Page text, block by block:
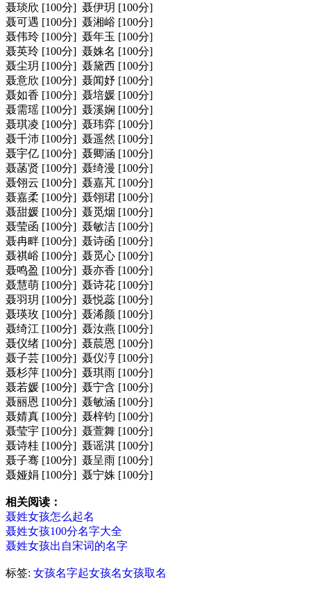
聂琰欣 [100分] 聂伊玥 [100分]
聂可遇 [100分] 聂湘峪 [100分]
聂伟玲 [100分] 聂年玉 [100分]
聂英玲 [100分] 聂姝名 [100分]
聂尘玥 [100分] 聂黛西 [100分]
聂意欣 [100分] 聂闻妤 [100分]
聂如香 [100分] 聂培媛 [100分]
聂需瑶 [100分] 聂溪娴 [100分]
聂琪凌 [100分] 聂玮弈 [100分]
聂千沛 [100分] 聂遥然 [100分]
聂宇亿 [100分] 聂卿涵 [100分]
聂菡贤 [100分] 聂绮漫 [100分]
聂翎云 [100分] 聂嘉芃 [100分]
聂嘉柔 [100分] 聂翎珺 [100分]
聂甜媛 [100分] 聂觅烟 [100分]
聂莹函 [100分] 聂敏洁 [100分]
聂冉畔 [100分] 聂诗函 [100分]
聂祺峪 [100分] 聂觅心 [100分]
聂鸣盈 [100分] 聂亦香 [100分]
聂慧萌 [100分] 聂诗花 [100分]
聂羽玥 [100分] 聂悦蕊 [100分]
聂瑛玫 [100分] 聂浠颜 [100分]
聂绮江 [100分] 聂汝燕 [100分]
聂仪绪 [100分] 聂莀恩 [100分]
聂子芸 [100分] 聂仪涥 [100分]
聂杉萍 [100分] 聂琪雨 [100分]
聂若媛 [100分] 聂宁含 [100分]
聂丽恩 [100分] 聂敏涵 [100分]
聂婧真 [100分] 聂梓钧 [100分]
聂莹宇 [100分] 聂萱舞 [100分]
聂诗桂 [100分] 聂谣淇 [100分]
聂子骞 [100分] 聂呈雨 [100分]
聂娅娟 [100分] 聂宁姝 [100分]
相关阅读：
聂姓女孩怎么起名
聂姓女孩100分名字大全
聂姓女孩出自宋词的名字
标签: 女孩名字起女孩名女孩取名